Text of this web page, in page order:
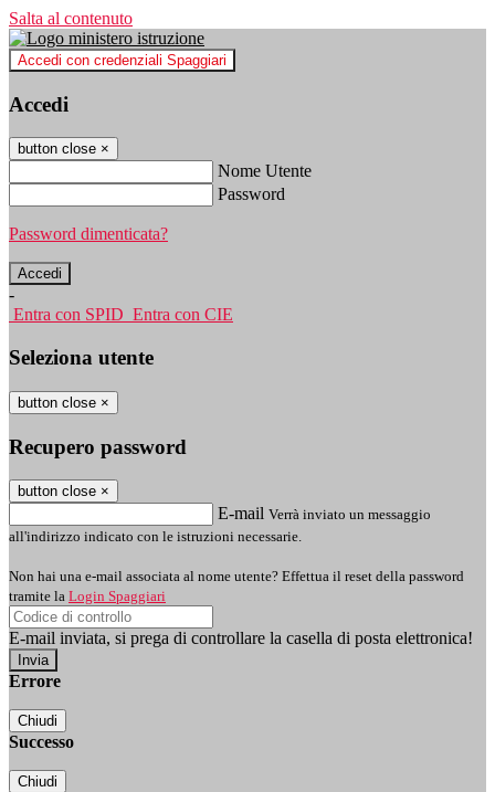
Salta al contenuto
Accedi con credenziali Spaggiari
Accedi
button close ×
Nome Utente
Password
Password dimenticata?
-
Entra con SPID Entra con CIE
Seleziona utente
button close ×
Recupero password
button close ×
E-mail Verrà inviato un messaggio
all'indirizzo indicato con le istruzioni necessarie.
Non hai una e-mail associata al nome utente? Effettua il reset della password
tramite la Login Spaggiari
E-mail inviata, si prega di controllare la casella di posta elettronica!
Errore
Chiudi
Successo
Chiudi